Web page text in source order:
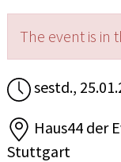
The event is in
sestd.,
Haus44 der
Stuttgart